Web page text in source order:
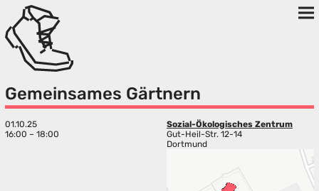
Gemeinsames Gärtnern
01.10.25
16:00 – 18:00
Sozial-Ökologisches Zentrum
Gut-Heil-Str. 12-14
Dortmund